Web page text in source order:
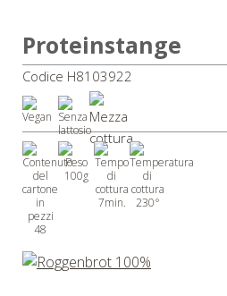
Proteinstange
Codice H8103922
48
100g
7min.
230°